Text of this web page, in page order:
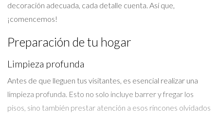
decoración adecuada, cada detalle cuenta. Así que,
¡comencemos!
Preparación de tu hogar
Limpieza profunda
Antes de que lleguen tus visitantes, es esencial realizar una
limpieza profunda. Esto no solo incluye barrer y fregar los
pisos, sino también prestar atención a esos rincones olvidados